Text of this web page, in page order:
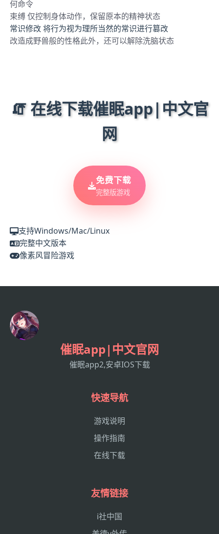
何命令
束缚 仅控制身体动作，保留原本的精神状态
常识修改 将行为视为理所当然的常识进行篡改
改造成野兽般的性格此外，还可以解除洗脑状态
🧯 在线下载催眠app|中文官
网
免费下载
完整版游戏
支持Windows/Mac/Linux
完整中文版本
像素风冒险游戏
催眠app|中文官网
催眠app2,安卓IOS下载
快速导航
游戏说明
操作指南
在线下载
友情链接
i社中国